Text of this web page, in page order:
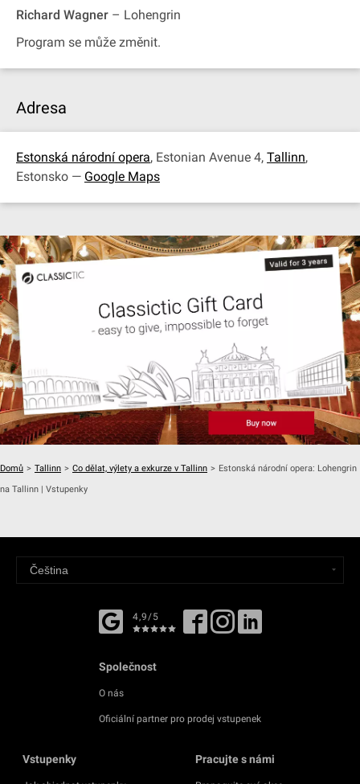
Richard Wagner – Lohengrin
Program se může změnit.
Adresa
Estonská národní opera, Estonian Avenue 4, Tallinn,
Estonsko — Google Maps
Domů > Tallinn > Co dělat, výlety a exkurze v Tallinn > Estonská národní opera: Lohengrin
na Tallinn | Vstupenky
4,9/5
Společnost
O nás
Oficiální partner pro prodej vstupenek
Vstupenky Pracujte s námi